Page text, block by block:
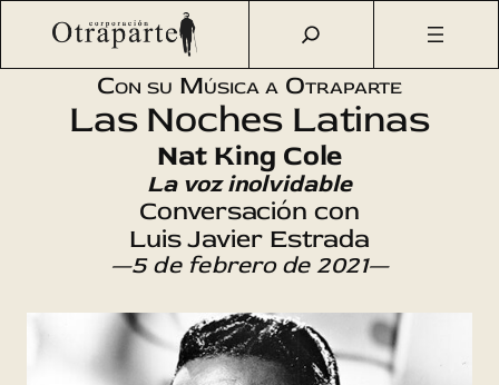
Saltar
Otraparte.org/ Agenda Cultural Música
Nat King Cole, la
Con su Música a Otraparte
Las Noches Latinas
Nat King Cole
La voz inolvidable
Conversación con
Luis Javier Estrada
—5 de febrero de 2021—